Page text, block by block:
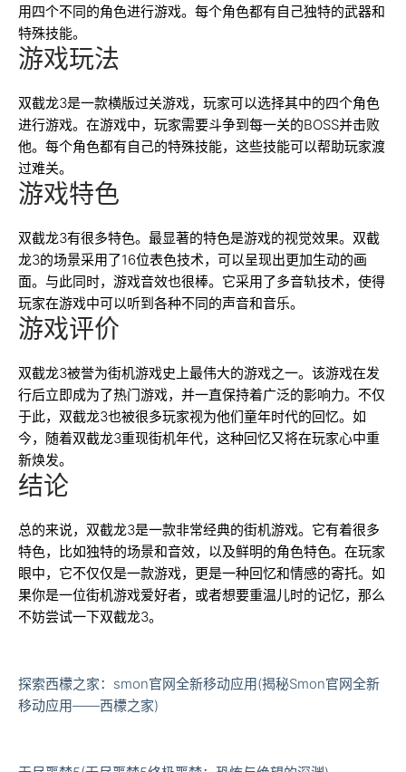
用四个不同的角色进行游戏。每个角色都有自己独特的武器和
特殊技能。
游戏玩法
双截龙3是一款横版过关游戏，玩家可以选择其中的四个角色
进行游戏。在游戏中，玩家需要斗争到每一关的BOSS并击败
他。每个角色都有自己的特殊技能，这些技能可以帮助玩家渡
过难关。
游戏特色
双截龙3有很多特色。最显著的特色是游戏的视觉效果。双截
龙3的场景采用了16位表色技术，可以呈现出更加生动的画
面。与此同时，游戏音效也很棒。它采用了多音轨技术，使得
玩家在游戏中可以听到各种不同的声音和音乐。
游戏评价
双截龙3被誉为街机游戏史上最伟大的游戏之一。该游戏在发
行后立即成为了热门游戏，并一直保持着广泛的影响力。不仅
于此，双截龙3也被很多玩家视为他们童年时代的回忆。如
今，随着双截龙3重现街机年代，这种回忆又将在玩家心中重
新焕发。
结论
总的来说，双截龙3是一款非常经典的街机游戏。它有着很多
特色，比如独特的场景和音效，以及鲜明的角色特色。在玩家
眼中，它不仅仅是一款游戏，更是一种回忆和情感的寄托。如
果你是一位街机游戏爱好者，或者想要重温儿时的记忆，那么
不妨尝试一下双截龙3。
探索西檬之家：smon官网全新移动应用(揭秘Smon官网全新
移动应用——西檬之家)